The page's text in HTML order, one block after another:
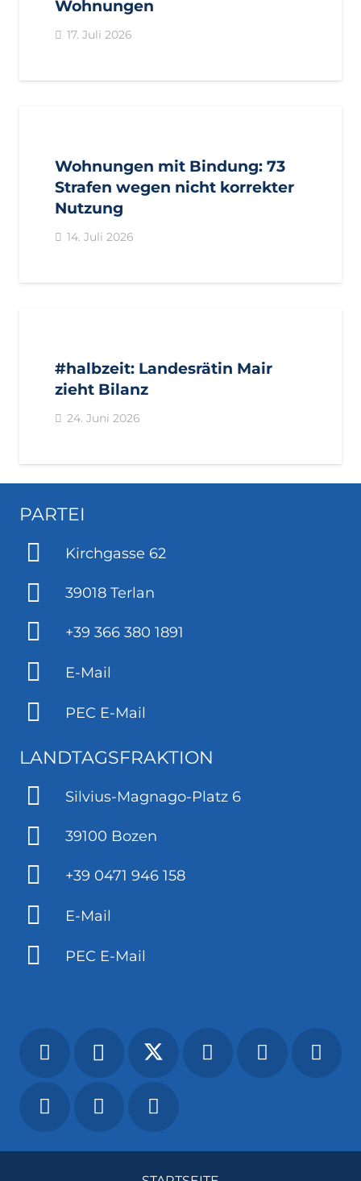
Wohnungen
17. Juli 2026
Wohnungen mit Bindung: 73
Strafen wegen nicht korrekter
Nutzung
14. Juli 2026
#halbzeit: Landesrätin Mair
zieht Bilanz
24. Juni 2026
PARTEI
Kirchgasse 62
39018 Terlan
+39 366 380 1891
E-Mail
PEC E-Mail
LANDTAGSFRAKTION
Silvius-Magnago-Platz 6
39100 Bozen
+39 0471 946 158
E-Mail
PEC E-Mail